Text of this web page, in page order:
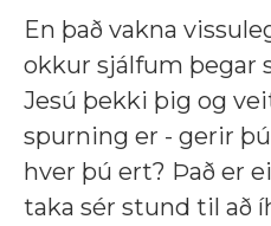
En það vakna
okkur sjálfum þegar
Jesú þekki þig og
spurning er - gerir
hver þú ert? Það er
taka sér stund til að